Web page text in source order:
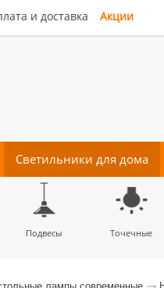
и доставка Акции
Светильники для дома
Подвесы Точечные
Потолочные